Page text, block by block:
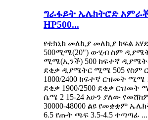
ግራፋይት ኤሌክትሮድ
HP500...
የቴክኒክ መለኪያ መለኪያ ክፍል
500ሚሜ(20") ውሂብ ስም
ሚሜ(ኢንች) 500 ከፍተኛ
ደቂቃ ዲያሜትር ሚሜ 505
1800/2400 ከፍተኛ ርዝመት ሚሜ
ደቂቃ 1900/2500 ደቂቃ ርዝመት
ሴሜ 2 15-24 አሁን ያለው
30000-48000 ልዩ የመቋቋም
6.5 የጡት ጫፍ 3.5-4.5 ተጣጣፊ ...